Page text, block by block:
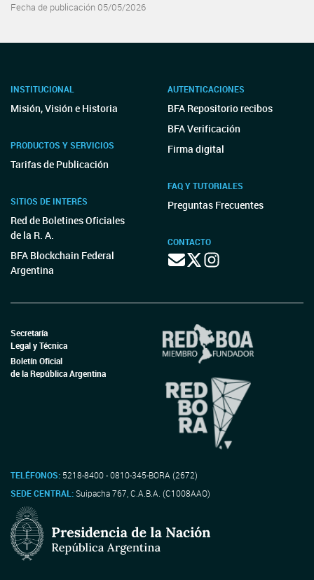
Fecha de publicación 05/05/2026
INSTITUCIONAL
Misión, Visión e Historia
PRODUCTOS Y SERVICIOS
Tarifas de Publicación
SITIOS DE INTERÉS
Red de Boletines Oficiales
de la R. A.
BFA Blockchain Federal
Argentina
AUTENTICACIONES
BFA Repositorio recibos
BFA Verificación
Firma digital
FAQ Y TUTORIALES
Preguntas Frecuentes
CONTACTO
Secretaría
Legal y Técnica
Boletín Oficial
de la República Argentina
TELÉFONOS: 5218-8400 - 0810-345-BORA (2672)
SEDE CENTRAL:Suipacha 767, C.A.B.A. (C1008AAO)